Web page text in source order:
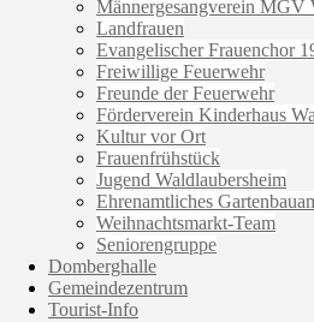
Männergesangverein MGV
Landfrauen
Evangelischer Frauenchor
Freiwillige Feuerwehr
Freunde der Feuerwehr
Förderverein Kinderhaus
Kultur vor Ort
Frauenfrühstück
Jugend Waldlaubersheim
Ehrenamtliches
Weihnachtsmarkt-Team
Seniorengruppe
Domberghalle
Gemeindezentrum
Tourist-Info